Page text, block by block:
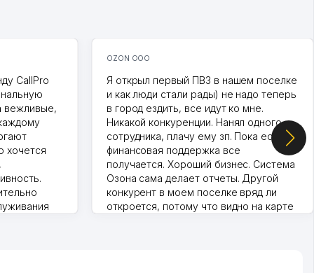
CallPro
вежливые,
хочется
OZON ООО
Я открыл первый ПВЗ в нашем поселке
и как люди стали рады) не надо теперь
в город ездить, все идут ко мне.
Никакой конкуренции. Нанял одного
сотрудника, плачу ему зп. Пока есть
финансовая поддержка все
получается. Хороший бизнес. Система
Озона сама делает отчеты. Другой
конкурент в моем поселке вряд ли
откроется, потому что видно на карте